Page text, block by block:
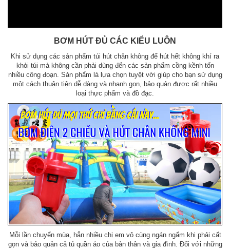
BƠM HÚT ĐỦ CÁC KIỂU LUÔN
Khi sử dụng các sản phẩm túi hút chân không để hút hết không khí ra
khỏi túi mà không cần phải dùng đến các sản phẩm cồng kềnh tốn
nhiều công đoạn. Sản phẩm là lựa chọn tuyệt vời giúp cho bạn sử dụng
một cách thuận tiện dễ dàng và nhanh gọn, bảo quản được rất nhiều
loại thực phẩm và đồ đạc.
Mỗi lần chuyển mùa, hẳn nhiều chị em vô cùng ngán ngẩm khi phải cất
gọn và bảo quản cả tủ quần áo của bản thân và gia đình. Đối với những